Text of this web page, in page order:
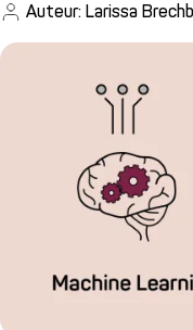
Auteur: Larissa